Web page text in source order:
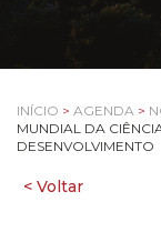
INÍCIO > AGENDA >
MUNDIAL DA
DESENVOLVIMENTO